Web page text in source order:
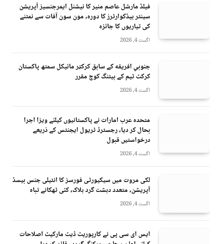
فیلڈ مارشل عاصم منیر کا نیشنل ایمرجنسیز آپریشن
سینٹر ہیڈکوارٹرز کا دورہ، مون سون آفات سے نمٹنے
کی تیاریوں کا جائزہ
اگست 4, 2026
جنوبي افريقه کے سابق کرکټر مائیکل سمتھ پاکستان
کرکٹ ٹیم کے بیٹنگ کوچ مقرر
اگست 4, 2026
متحدہ عرب امارات نے پاکستانیوں کیلئے ویزا اجرا
بحال کر دیا، رجسٹرڈ ٹریول ایجنٹس کے ذریعے
درخواستیں قبول
اگست 4, 2026
لکی مروت میں سیکیورٹی فورسز کا انٹیلی جنس بیسڈ
آپریشن، متعدد دہشت گرد ہلاک، کئی ٹھکانے تباہ
اگست 4, 2026
ایس ای سی پی نے کارپوریٹ ڈیٹ مارکیٹ اصلاحات